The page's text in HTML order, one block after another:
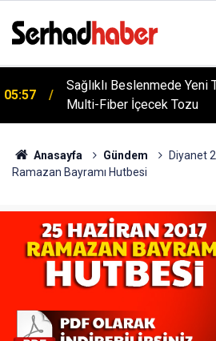
05:57
Sağlıklı Beslenmede Yeni
Multi-Fiber İçecek Tozu
Dicle Üniversitesi'nden
Cengiz Aytmatov
Anasayfa Gündem
Diyanet
Ramazan Bayramı Hutbesi